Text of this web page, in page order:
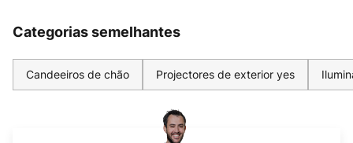
Categorias semelhantes
Candeeiros de chão Projectores de exterior yes